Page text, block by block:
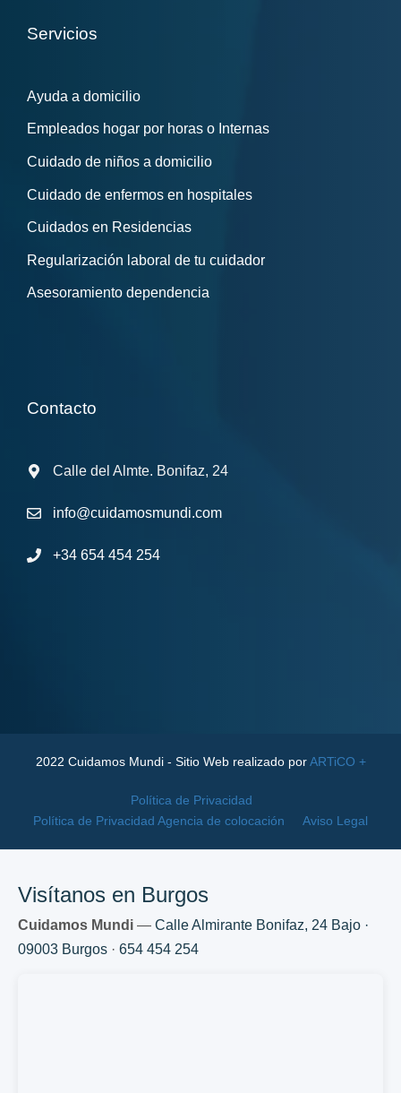
Servicios
Ayuda a domicilio
Empleados hogar por horas o Internas
Cuidado de niños a domicilio
Cuidado de enfermos en hospitales
Cuidados en Residencias
Regularización laboral de tu cuidador
Asesoramiento dependencia
Contacto
Calle del Almte. Bonifaz, 24
info@cuidamosmundi.com
+34 654 454 254
2022 Cuidamos Mundi - Sitio Web realizado porARTiCO +
Política de Privacidad
Política de Privacidad Agencia de colocación
Aviso Legal
Visítanos en Burgos
Cuidamos Mundi — Calle Almirante Bonifaz, 24 Bajo ·
09003 Burgos · 654 454 254